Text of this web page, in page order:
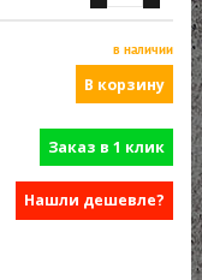
в наличии
Заказ в 1 клик
Нашли дешевле?